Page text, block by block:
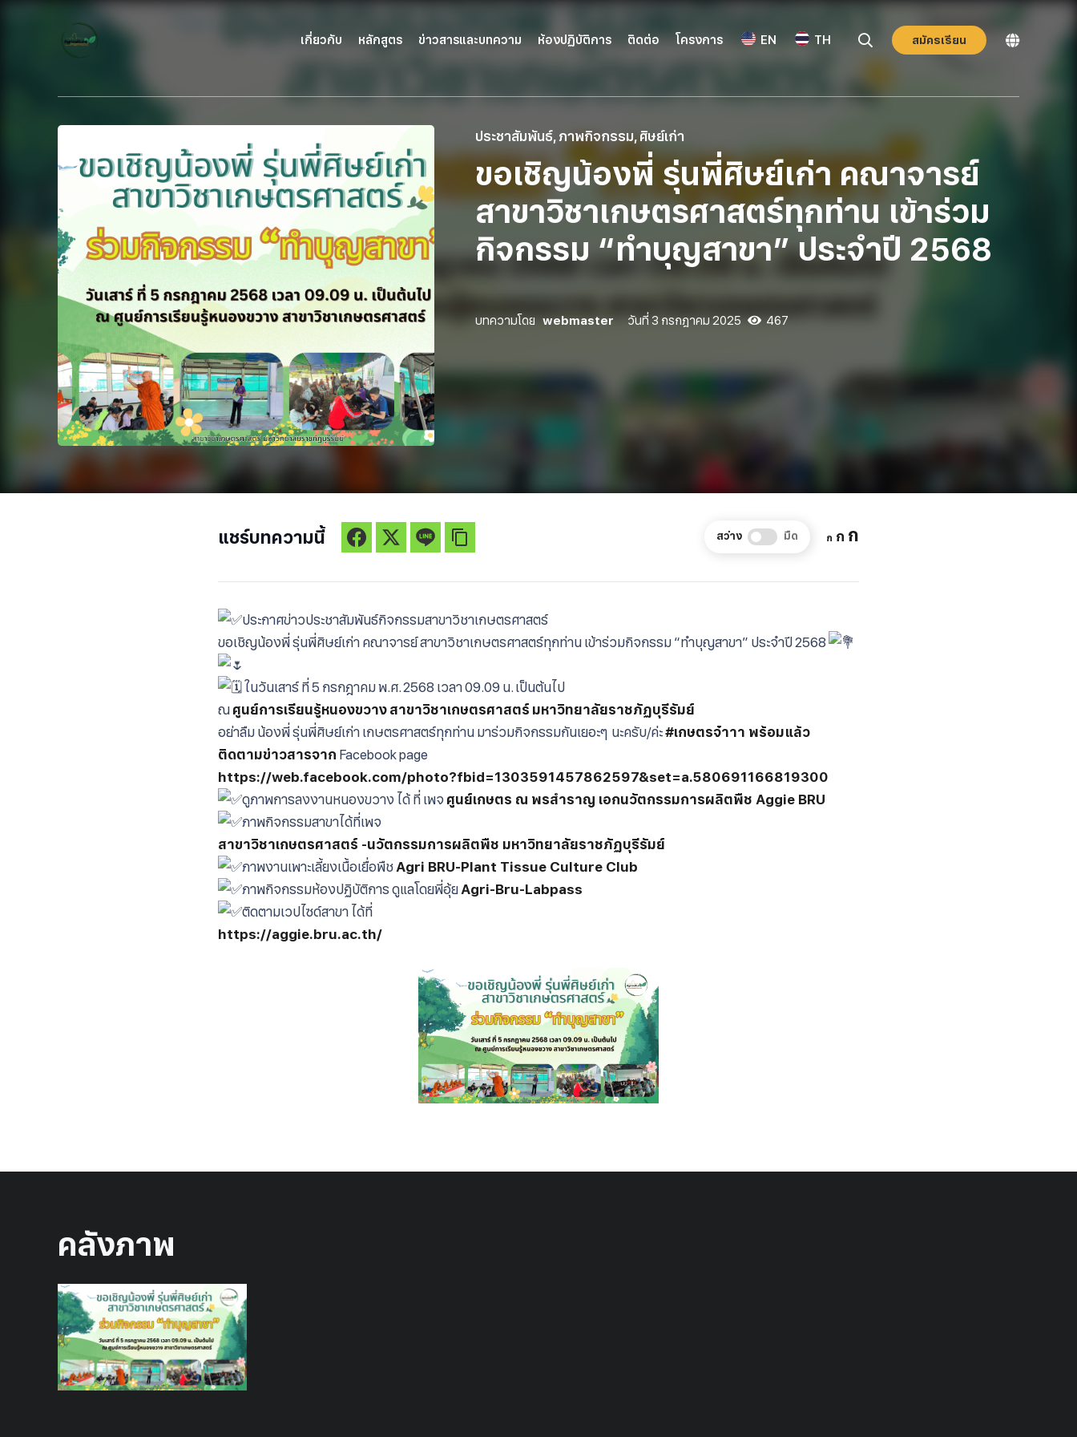
เกี่ยวกับ หลักสูตร ข่าวสารและบทความ ห้องปฏิบัติการ ติดต่อ โครงการ EN TH สมัครเรียน
ประชาสัมพันธ์, ภาพกิจกรรม, ศิษย์เก่า
ขอเชิญน้องพี่ รุ่นพี่ศิษย์เก่า คณาจารย์
สาขาวิชาเกษตรศาสตร์ทุกท่าน เข้าร่วม
กิจกรรม “ทำบุญสาขา” ประจำปี 2568
บทความโดย webmaster วันที่ 3 กรกฎาคม 2025 467
แชร์บทความนี้ สว่าง มืด ก Decrease
size.
ก Reset
size.
ก
size.
ประกาศข่าวประชาสัมพันธ์กิจกรรมสาขาวิชาเกษตรศาสตร์
ขอเชิญน้องพี่ รุ่นพี่ศิษย์เก่า คณาจารย์ สาขาวิชาเกษตรศาสตร์ทุกท่าน เข้าร่วมกิจกรรม “ทำบุญสาขา” ประจำปี 2568
ในวันเสาร์ ที่ 5 กรกฎาคม พ.ศ. 2568 เวลา 09.09 น. เป็นต้นไป
ณ ศูนย์การเรียนรู้หนองขวาง สาขาวิชาเกษตรศาสตร์ มหาวิทยาลัยราชภัฏบุรีรัมย์
อย่าลืม น้องพี่ รุ่นพี่ศิษย์เก่า เกษตรศาสตร์ทุกท่าน มาร่วมกิจกรรมกันเยอะๆ นะครับ/ค่ะ#เกษตรจ๋าาา พร้อมแล้ว
ติดตามข่าวสารจาก Facebook page
https://web.facebook.com/photo?fbid=1303591457862597&set=a.580691166819300
ดูภาพการลงงานหนองขวาง ได้ ที่ เพจ ศูนย์เกษตร ณ พรสำราญ เอกนวัตกรรมการผลิตพืช Aggie BRU
ภาพกิจกรรมสาขาได้ที่เพจ
สาขาวิชาเกษตรศาสตร์ -นวัตกรรมการผลิตพืช มหาวิทยาลัยราชภัฏบุรีรัมย์
ภาพงานเพาะเลี้ยงเนื้อเยื่อพืชAgri BRU-Plant Tissue Culture Club
ภาพกิจกรรมห้องปฏิบัติการ ดูแลโดยพี่อุ้ยAgri-Bru-Labpass
ติดตามเวปไซด์สาขา ได้ที่
https://aggie.bru.ac.th/
คลังภาพ